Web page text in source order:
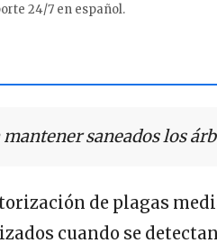
24/7 en español.
saneados los
de plagas
cuando se